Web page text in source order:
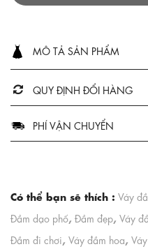
MÔ TẢ SẢN PHẨM
QUY ĐỊNH ĐỔI HÀNG
PHÍ VẬN CHUYỂN
Có thể bạn sẽ thích : Váy
Đầm dạo phố, Đầm đẹp, Váy
Đầm đi chơi, Váy đầm hoa,